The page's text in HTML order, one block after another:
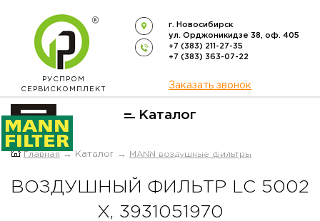
РУСПРОМ
СЕРВИСКОМПЛЕКТ
г. Новосибирск
ул. Орджоникидзе 38, оф. 405
+7 (383) 211-27-35
+7 (383) 363-07-22
Заказать звонок
Каталог
ОФИЦИАЛЬНЫЙ ДИСТРИБЬЮТОР
Главная → Каталог → MANN воздушные фильтры
ВОЗДУШНЫЙ ФИЛЬТР LC 5002
X, 3931051970